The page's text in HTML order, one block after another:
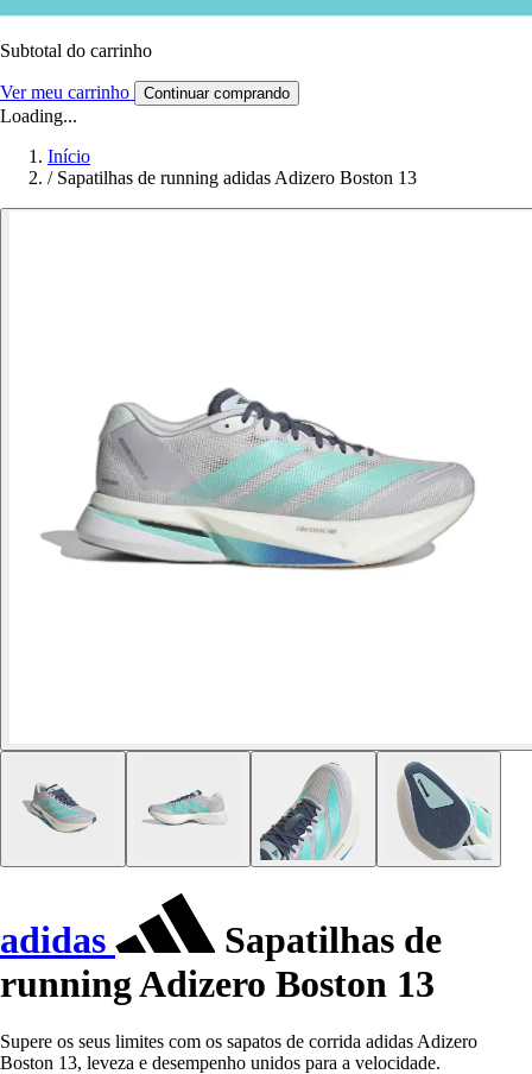
Subtotal do carrinho
Ver meu carrinho Continuar comprando
Loading...
Início
/ Sapatilhas de running adidas Adizero Boston 13
adidas
Sapatilhas de
running Adizero Boston 13
Supere os seus limites com os sapatos de corrida adidas Adizero
Boston 13, leveza e desempenho unidos para a velocidade.